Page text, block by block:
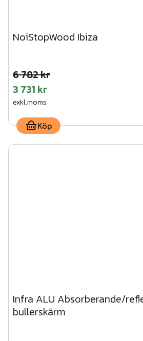
NoiStopWood Ibiza
6 782 kr
3 731 kr
exkl.moms
Köp
Infra ALU Absorberande/
bullerskärm